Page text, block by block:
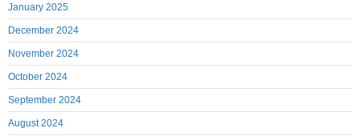
January 2025
December 2024
November 2024
October 2024
September 2024
August 2024